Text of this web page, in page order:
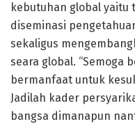
kebutuhan global
diseminasi
sekaligus
seara global. “Semoga
bermanfaat untuk
Jadilah kader
bangsa dimanapun